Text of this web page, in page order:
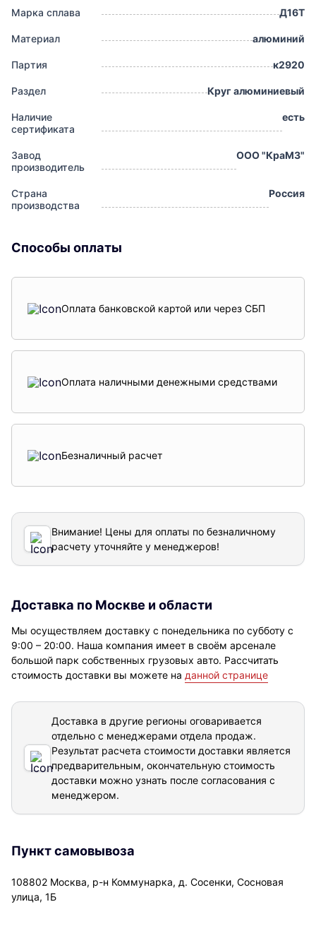
Марка сплава Д16Т
Материал алюминий
Партия к2920
Раздел Круг алюминиевый
Наличие
сертификата
есть
Завод
производитель
ООО "КраМЗ"
Страна
производства
Россия
Способы оплаты
Оплата банковской картой или через СБП
Оплата наличными денежными средствами
Безналичный расчет
Внимание! Цены для оплаты по безналичному
расчету уточняйте у менеджеров!
Доставка по Москве и области
Мы осуществляем доставку с понедельника по субботу с
9:00 – 20:00. Наша компания имеет в своём арсенале
большой парк собственных грузовых авто. Рассчитать
стоимость доставки вы можете на данной странице
Доставка в другие регионы оговаривается
отдельно с менеджерами отдела продаж.
Результат расчета стоимости доставки является
предварительным, окончательную стоимость
доставки можно узнать после согласования с
менеджером.
Пункт самовывоза
108802 Москва, р-н Коммунарка, д. Сосенки, Сосновая
улица, 1Б